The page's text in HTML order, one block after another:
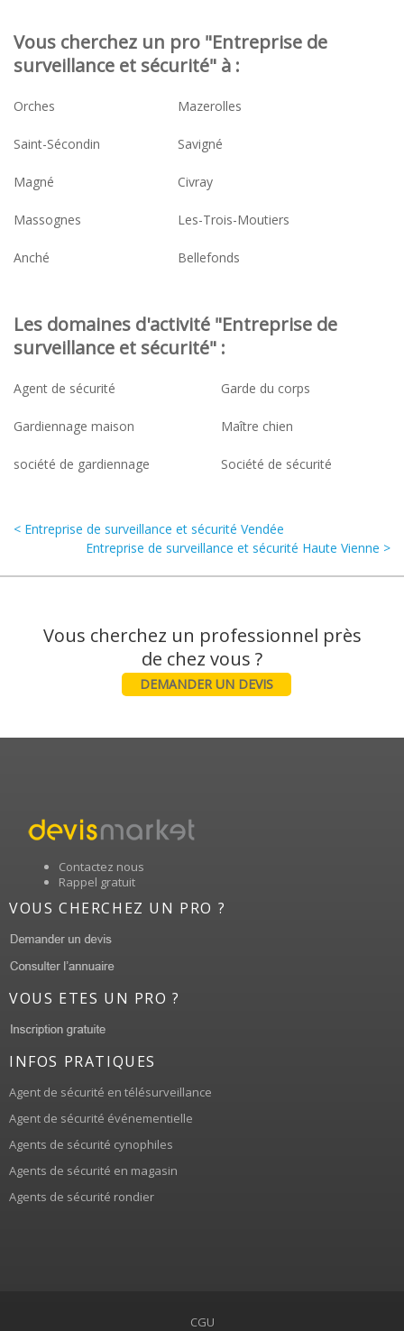
Vous cherchez un pro "Entreprise de
surveillance et sécurité" à :
Orches Mazerolles
Saint-Sécondin Savigné
Magné Civray
Massognes Les-Trois-Moutiers
Anché Bellefonds
Les domaines d'activité "Entreprise de
surveillance et sécurité" :
Agent de sécurité Garde du corps
Gardiennage maison Maître chien
société de gardiennage Société de sécurité
< Entreprise de surveillance et sécurité Vendée
Entreprise de surveillance et sécurité Haute Vienne >
Vous cherchez un professionnel près
DEMANDER UN DEVIS
Contactez nous
Rappel gratuit
VOUS CHERCHEZ UN PRO ?
VOUS ETES UN PRO ?
INFOS PRATIQUES
Agent de sécurité en télésurveillance
Agent de sécurité événementielle
Agents de sécurité cynophiles
Agents de sécurité en magasin
Agents de sécurité rondier
CGU